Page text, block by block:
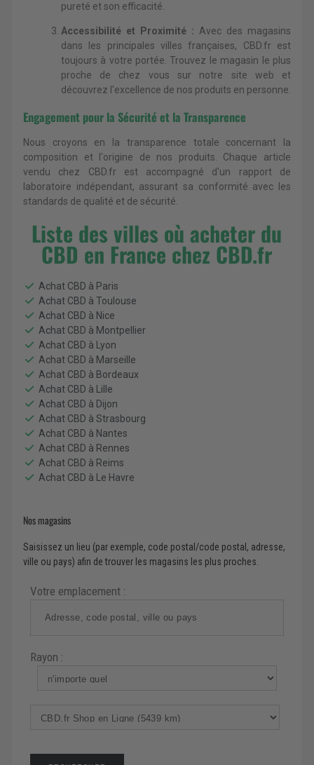
pureté et son efficacité.
Accessibilité et Proximité : Avec des magasins
dans les principales villes françaises, CBD.fr est
toujours à votre portée. Trouvez le magasin le plus
proche de chez vous sur notre site web et
découvrez l'excellence de nos produits en personne.
Engagement pour la Sécurité et la Transparence
Nous croyons en la transparence totale concernant la
composition et l'origine de nos produits. Chaque article
vendu chez CBD.fr est accompagné d'un rapport de
laboratoire indépendant, assurant sa conformité avec les
standards de qualité et de sécurité.
Liste des villes où acheter du
CBD en France chez CBD.fr
Achat CBD à Paris
Achat CBD à Toulouse
Achat CBD à Nice
Achat CBD à Montpellier
Achat CBD à Lyon
Achat CBD à Marseille
Achat CBD à Bordeaux
Achat CBD à Lille
Achat CBD à Dijon
Achat CBD à Strasbourg
Achat CBD à Nantes
Achat CBD à Rennes
Achat CBD à Reims
Achat CBD à Le Havre
Nos magasins
Saisissez un lieu (par exemple, code postal/code postal, adresse,
ville ou pays) afin de trouver les magasins les plus proches.
Votre emplacement :
Rayon :